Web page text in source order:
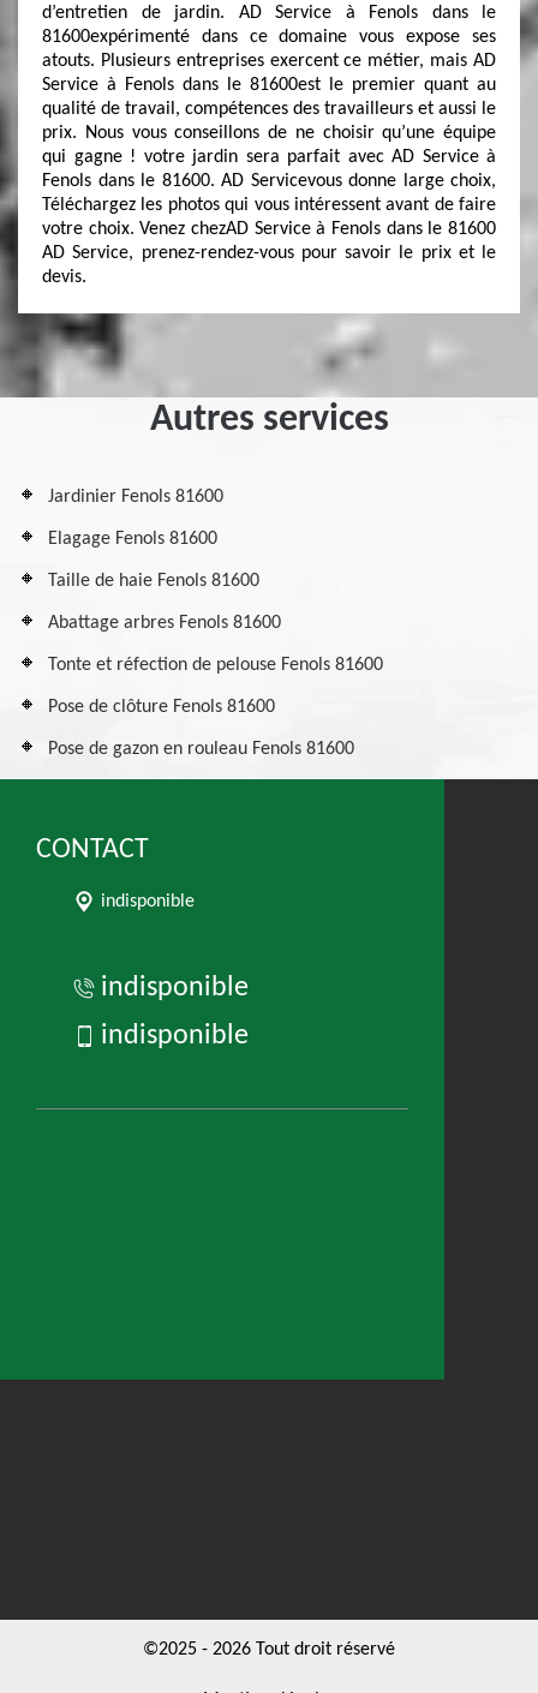
d’entretien de jardin. AD Service à Fenols dans le
81600expérimenté dans ce domaine vous expose ses
atouts. Plusieurs entreprises exercent ce métier, mais AD
Service à Fenols dans le 81600est le premier quant au
qualité de travail, compétences des travailleurs et aussi le
prix. Nous vous conseillons de ne choisir qu’une équipe
qui gagne ! votre jardin sera parfait avec AD Service à
Fenols dans le 81600. AD Servicevous donne large choix,
Téléchargez les photos qui vous intéressent avant de faire
votre choix. Venez chezAD Service à Fenols dans le 81600
AD Service, prenez-rendez-vous pour savoir le prix et le
devis.
Autres services
Jardinier Fenols 81600
Elagage Fenols 81600
Taille de haie Fenols 81600
Abattage arbres Fenols 81600
Tonte et réfection de pelouse Fenols 81600
Pose de clôture Fenols 81600
Pose de gazon en rouleau Fenols 81600
CONTACT
indisponible
indisponible
indisponible
©2025 - 2026 Tout droit réservé